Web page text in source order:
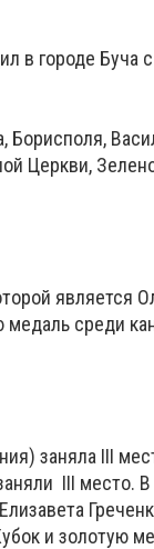
в городе Буча
Борисполя,
Церкви,
является
медаль среди
заняла III
III место.
и золотую